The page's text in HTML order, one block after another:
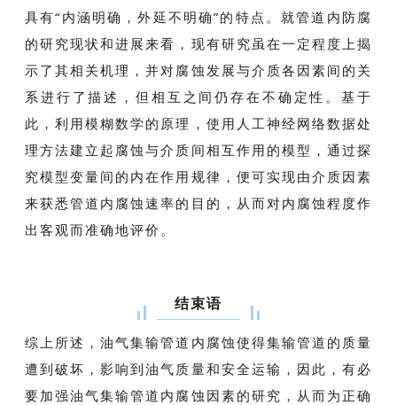
具有“内涵明确，外延不明确”的特点。就管道内防腐
的研究现状和进展来看，现有研究虽在一定程度上揭
示了其相关机理，并对腐蚀发展与介质各因素间的关
系进行了描述，但相互之间仍存在不确定性。基于
此，利用模糊数学的原理，使用人工神经网络数据处
理方法建立起腐蚀与介质间相互作用的模型，通过探
究模型变量间的内在作用规律，便可实现由介质因素
来获悉管道内腐蚀速率的目的，从而对内腐蚀程度作
出客观而准确地评价。
结束语
综上所述，油气集输管道内腐蚀使得集输管道的质量
遭到破坏，影响到油气质量和安全运输，因此，有必
要加强油气集输管道内腐蚀因素的研究，从而为正确